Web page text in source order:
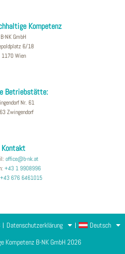
Kompetenz
B-NK GmbH
6/18
1170 Wien
Betriebstätte:
Nr. 61
Zwingendorf
Kontakt
office@b-nk.at
+43 1 9908996
+43 676 6461015
Datenschutzerklärung
Deutsch
Kompetenz B-NK GmbH 2026